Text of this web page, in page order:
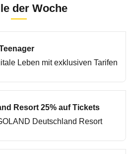
der Woche
Leben mit exklusiven Tarifen
Resort 25% auf Tickets
Deutschland Resort